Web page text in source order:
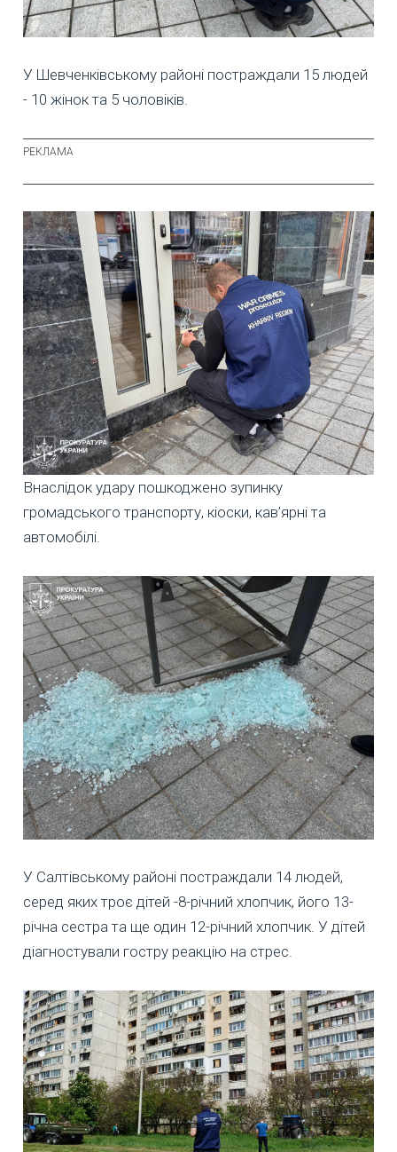
У Шевченківському районі постраждали 15 людей
- 10 жінок та 5 чоловіків.
Внаслідок удару пошкоджено зупинку
громадського транспорту, кіоски, кав’ярні та
автомобілі.
У Салтівському районі постраждали 14 людей,
серед яких троє дітей -8-річний хлопчик, його 13-
річна сестра та ще один 12-річний хлопчик. У дітей
діагностували гостру реакцію на стрес.